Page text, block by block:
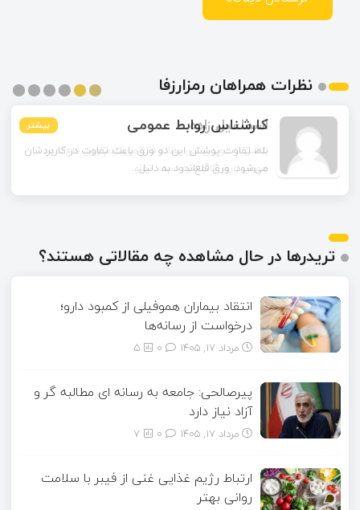
نظرات همراهان رمزارزفا
بیشتر اسماعیل زاده بیشتر
تا قبل از خوندن این مقاله فکر می‌کردم ورق قلع‌اندود
همون ورق گالوانیزه است. تفاو...
بیشتر
بیشتر
بیشتر
بیشتر
تریدرها در حال مشاهده چه مقالاتی هستند؟
انتقاد بیماران هموفیلی از کمبود دارو؛
درخواست از رسانه‌ها
مرداد ۱۷, ۱۴۰۵ 5
پیرصالحی: جامعه به رسانه ای مطالبه گر و
آزاد نیاز دارد
مرداد ۱۷, ۱۴۰۵ 7
ارتباط رژیم غذایی غنی از فیبر با سلامت
روانی بهتر